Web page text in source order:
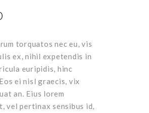
torquatos nec eu, vis
ex, nihil expetendis in
euripidis, hinc
ei nisl graecis, vix
an. Eius lorem
vel pertinax sensibus id,